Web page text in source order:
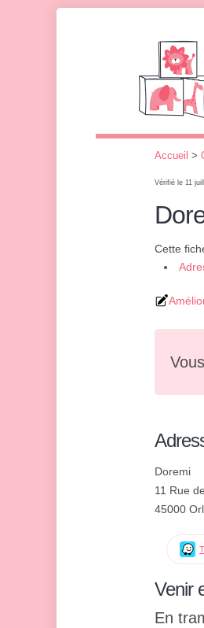
Accueil >
Vérifié le 11
Cette
Doremi
11 Rue
45000
Venir
En